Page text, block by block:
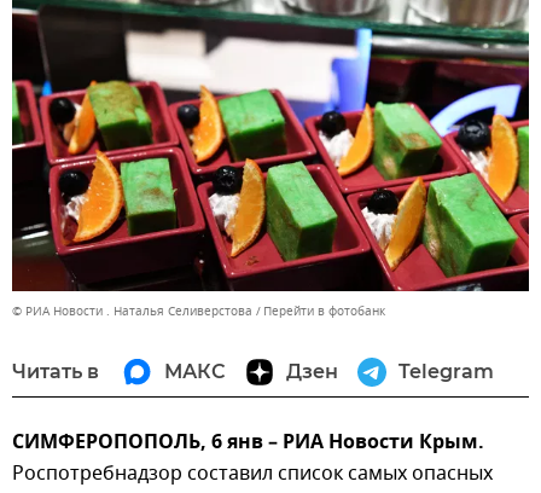
© РИА Новости . Наталья Селиверстова Перейти в фотобанк
Читать в МАКС Дзен Telegram
СИМФЕРОПОПОЛЬ, 6 янв – РИА Новости Крым.
Роспотребнадзор составил список самых опасных